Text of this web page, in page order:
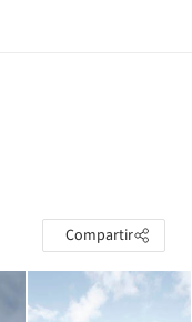
Compartir